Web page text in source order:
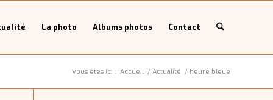
La photo Albums photos Contact
Vous êtes ici : Accueil / Actualité / heure bleue